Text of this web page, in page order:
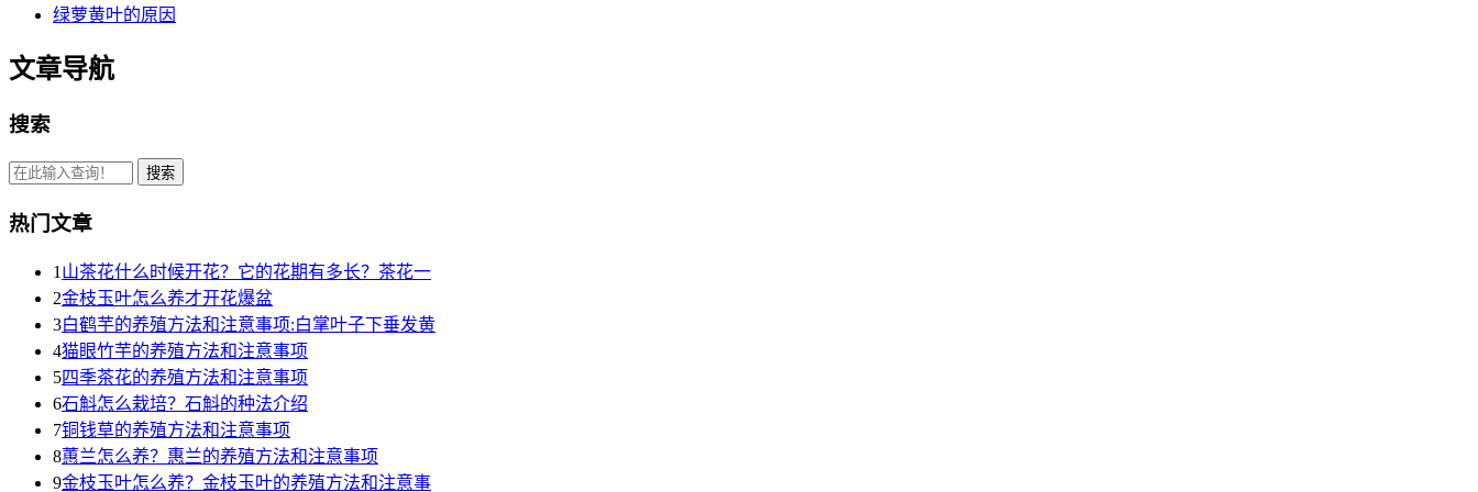
绿萝黄叶的原因
文章导航
搜索
热门文章
1 山茶花什么时候开花？它的花期有多长？茶花一
2金枝玉叶怎么养才开花爆盆
3白鹤芋的养殖方法和注意事项:白掌叶子下垂发黄
4猫眼竹芋的养殖方法和注意事项
5四季茶花的养殖方法和注意事项
6石斛怎么栽培？石斛的种法介绍
7铜钱草的养殖方法和注意事项
8蕙兰怎么养？惠兰的养殖方法和注意事项
9金枝玉叶怎么养？金枝玉叶的养殖方法和注意事